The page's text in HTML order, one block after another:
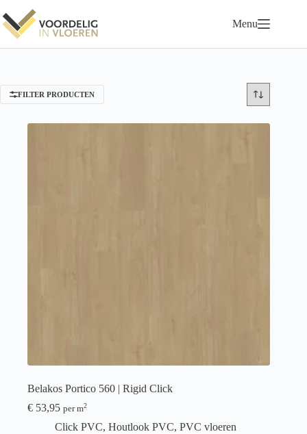
naar
de
inhoud
Menu
FILTER PRODUCTEN
Belakos Portico 560 | Rigid Click
€ 53,95 per m2
Click PVC, Houtlook PVC, PVC vloeren